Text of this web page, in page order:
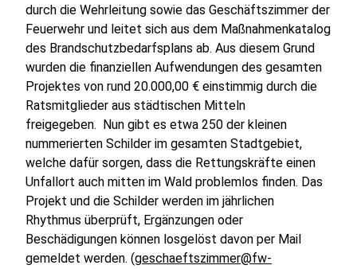
durch die Wehrleitung sowie das Geschäftszimmer der
Feuerwehr und leitet sich aus dem Maßnahmenkatalog
des Brandschutzbedarfsplans ab. Aus diesem Grund
wurden die finanziellen Aufwendungen des gesamten
Projektes von rund 20.000,00 € einstimmig durch die
Ratsmitglieder aus städtischen Mitteln
freigegeben. Nun gibt es etwa 250 der kleinen
nummerierten Schilder im gesamten Stadtgebiet,
welche dafür sorgen, dass die Rettungskräfte einen
Unfallort auch mitten im Wald problemlos finden. Das
Projekt und die Schilder werden im jährlichen
Rhythmus überprüft, Ergänzungen oder
Beschädigungen können losgelöst davon per Mail
gemeldet werden. (geschaeftszimmer@fw-